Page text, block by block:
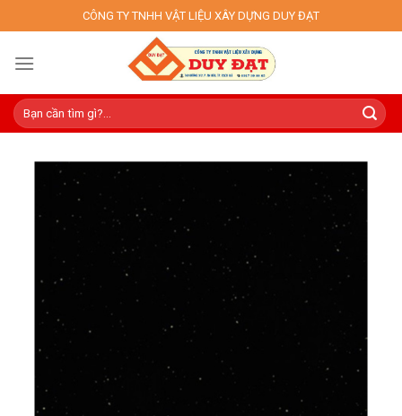
to
content
CÔNG TY TNHH VẬT LIỆU XÂY DỰNG DUY ĐẠT